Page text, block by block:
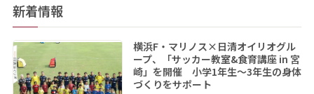
新着情報
横浜F・マリノス×日清オイリオグル
ープ、「サッカー教室&食育講座 in 宮
崎」を開催 小学1年生～3年生の身体
づくりをサポート